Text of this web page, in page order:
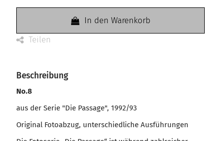
In den Warenkorb
Teilen
Beschreibung
No.8
aus der Serie "Die Passage", 1992/93
Original Fotoabzug, unterschiedliche Ausführungen